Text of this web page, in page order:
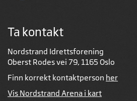
Ta kontakt
Nordstrand Idrettsforening
Oberst Rodes vei 79, 1165 Oslo
Finn korrekt kontaktperson her
Vis Nordstrand Arena i kart